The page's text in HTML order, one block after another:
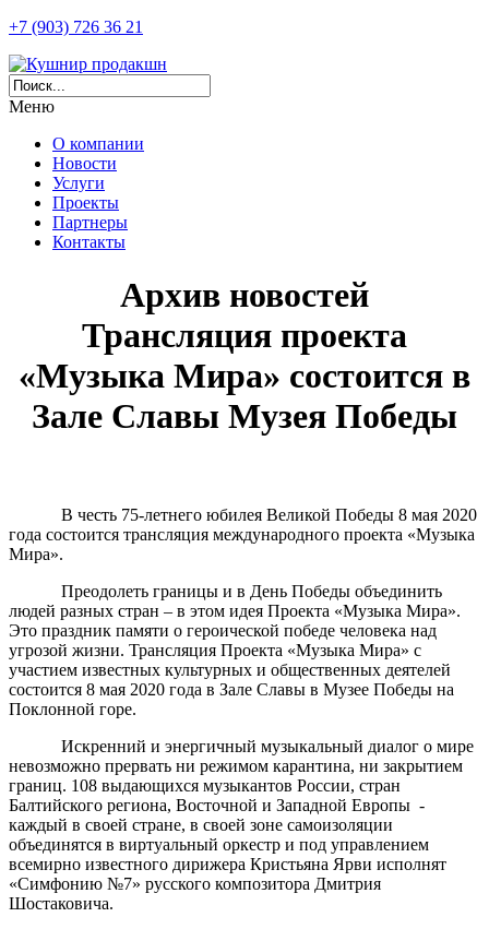
+7 (903) 726 36 21
Меню
О компании
Новости
Услуги
Проекты
Партнеры
Контакты
Архив новостей
Трансляция проекта
«Музыка Мира» состоится в
Зале Славы Музея Победы
В честь 75-летнего юбилея Великой Победы 8 мая 2020
года состоится трансляция международного проекта «Музыка
Мира».
Преодолеть границы и в День Победы объединить
людей разных стран – в этом идея Проекта «Музыка Мира».
Это праздник памяти о героической победе человека над
угрозой жизни. Трансляция Проекта «Музыка Мира» с
участием известных культурных и общественных деятелей
состоится 8 мая 2020 года в Зале Славы в Музее Победы на
Поклонной горе.
Искренний и энергичный музыкальный диалог о мире
невозможно прервать ни режимом карантина, ни закрытием
границ. 108 выдающихся музыкантов России, стран
Балтийского региона, Восточной и Западной Европы -
каждый в своей стране, в своей зоне самоизоляции
объединятся в виртуальный оркестр и под управлением
всемирно известного дирижера Кристьяна Ярви исполнят
«Симфонию №7» русского композитора Дмитрия
Шостаковича.